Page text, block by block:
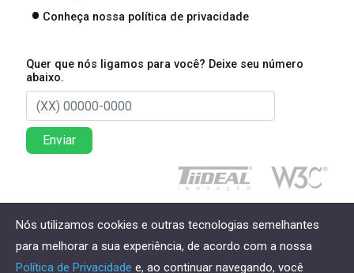
Conheça nossa política de privacidade
Quer que nós ligamos para você? Deixe seu número
abaixo.
Enviar
Direitos reservados à Lima Associados Contabilidade
Empresarial - 2026
Nós utilizamos cookies e outras tecnologias semelhantes
para melhorar a sua experiência, de acordo com a nossa
Política de Privacidade e, ao continuar navegando, você